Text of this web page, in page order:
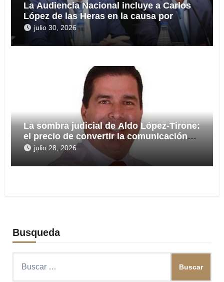
La Audiencia Nacional incluye a Carlos
López de las Heras en la causa por
presuntas irregularidades en el rescate
de 112,8 millones a Tubos Reunidos
julio 30, 2026
La sombra judicial de Aldo López-Tirone:
el precio de convertir la comunicación
en arma
julio 28, 2026
Busqueda